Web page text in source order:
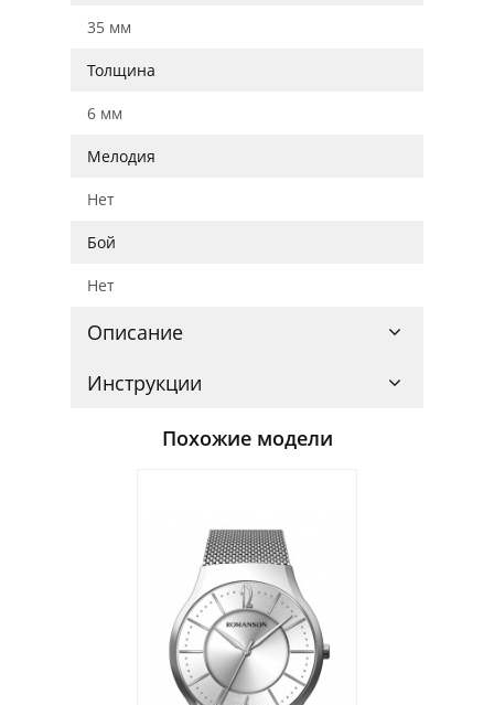
35 мм
Толщина
6 мм
Мелодия
Нет
Бой
Нет
Описание
Инструкции
Похожие модели